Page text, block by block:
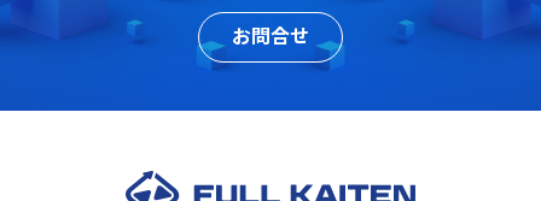
お問合せ